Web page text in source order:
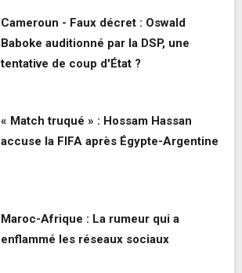
Cameroun - Faux décret : Oswald
Baboke auditionné par la DSP, une
tentative de coup d'État ?
« Match truqué » : Hossam Hassan
accuse la FIFA après Égypte-Argentine
Maroc-Afrique : La rumeur qui a
enflammé les réseaux sociaux